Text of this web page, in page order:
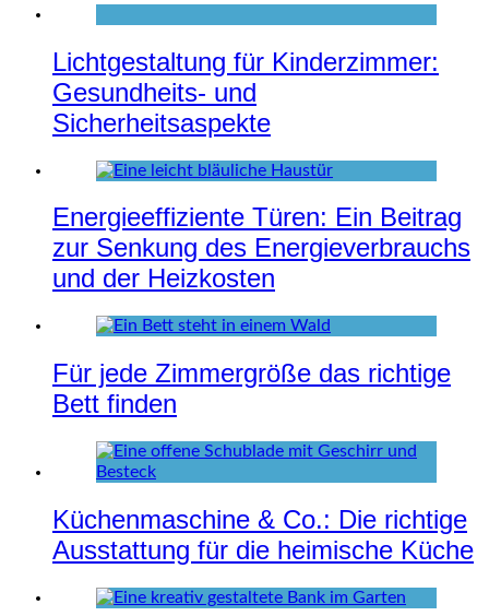
Lichtgestaltung für Kinderzimmer:
Gesundheits- und
Sicherheitsaspekte
Energieeffiziente Türen: Ein Beitrag
zur Senkung des Energieverbrauchs
und der Heizkosten
Für jede Zimmergröße das richtige
Bett finden
Küchenmaschine & Co.: Die richtige
Ausstattung für die heimische Küche